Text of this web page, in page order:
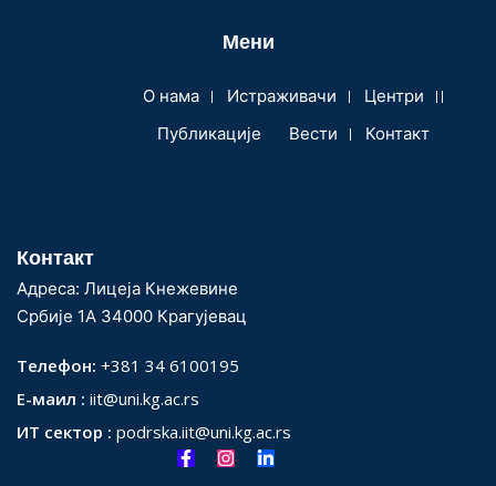
Мени
О нама Истраживачи
Центри
Публикације
Вести Контакт
Контакт
Адреса: Лицеја Кнежевине
Србије 1А 34000 Крагујевац
Телефон: +381 34 6100195
Е-маил : iit@uni.kg.ac.rs
ИТ сектор : podrska.iit@uni.kg.ac.rs